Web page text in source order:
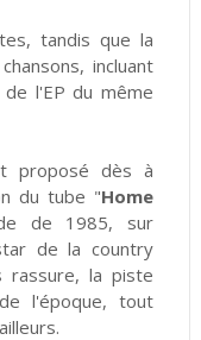
tandis que la
incluant
de l'EP du même
proposé dès à
du tube "Home
de 1985, sur
de la country
la piste
l'époque, tout